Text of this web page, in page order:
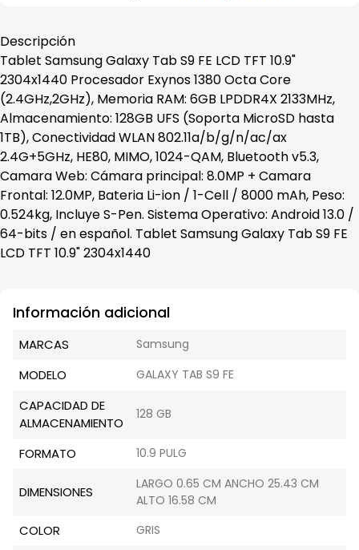
Descripción
Tablet Samsung Galaxy Tab S9 FE LCD TFT 10.9"
2304x1440 Procesador Exynos 1380 Octa Core
(2.4GHz,2GHz), Memoria RAM: 6GB LPDDR4X 2133MHz,
Almacenamiento: 128GB UFS (Soporta MicroSD hasta
1TB), Conectividad WLAN 802.11a/b/g/n/ac/ax
2.4G+5GHz, HE80, MIMO, 1024-QAM, Bluetooth v5.3,
Camara Web: Cámara principal: 8.0MP + Camara
Frontal: 12.0MP, Bateria Li-ion / 1-Cell / 8000 mAh, Peso:
0.524kg, Incluye S-Pen. Sistema Operativo: Android 13.0 /
64-bits / en español. Tablet Samsung Galaxy Tab S9 FE
LCD TFT 10.9" 2304x1440
Información adicional
MARCAS Samsung
MODELO GALAXY TAB S9 FE
CAPACIDAD DE
ALMACENAMIENTO
128 GB
FORMATO 10.9 PULG
DIMENSIONES
LARGO 0.65 CM ANCHO 25.43 CM
ALTO 16.58 CM
COLOR GRIS